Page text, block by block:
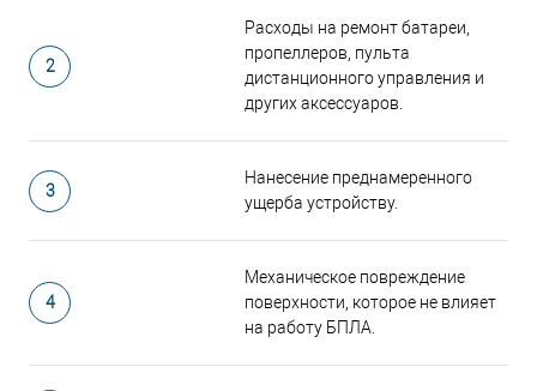
2
Расходы на ремонт батареи,
пропеллеров, пульта
дистанционного управления и
других аксессуаров.
3
Нанесение преднамеренного
ущерба устройству.
4
Механическое повреждение
поверхности, которое не влияет
на работу БПЛА.